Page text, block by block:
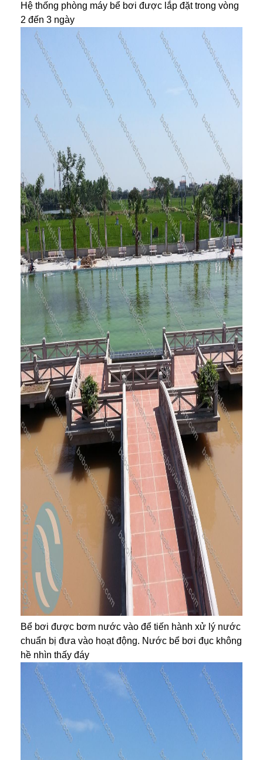
Hệ thống phòng máy bể bơi được lắp đặt trong vòng
2 đến 3 ngày
Bể bơi được bơm nước vào để tiến hành xử lý nước
chuẩn bị đưa vào hoạt động. Nước bể bơi đục không
hề nhìn thấy đáy